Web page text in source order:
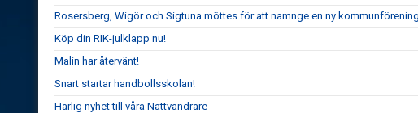
Rosersberg, Wigör och Sigtuna möttes för att namnge en ny
Köp din RIK-julklapp nu!
Malin har återvänt!
Snart startar handbollsskolan!
Härlig nyhet till våra Nattvandrare